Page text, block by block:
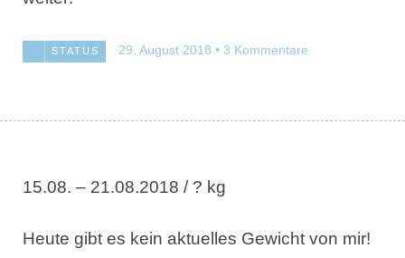
STATUS 29. August 2018 3 Kommentare
15.08. – 21.08.2018 / ? kg
Heute gibt es kein aktuelles Gewicht von mir!